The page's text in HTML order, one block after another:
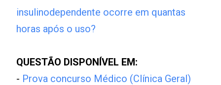
insulinodependente ocorre em quantas
horas após o uso?
QUESTÃO DISPONÍVEL EM:
- Prova concurso Médico (Clínica Geral)